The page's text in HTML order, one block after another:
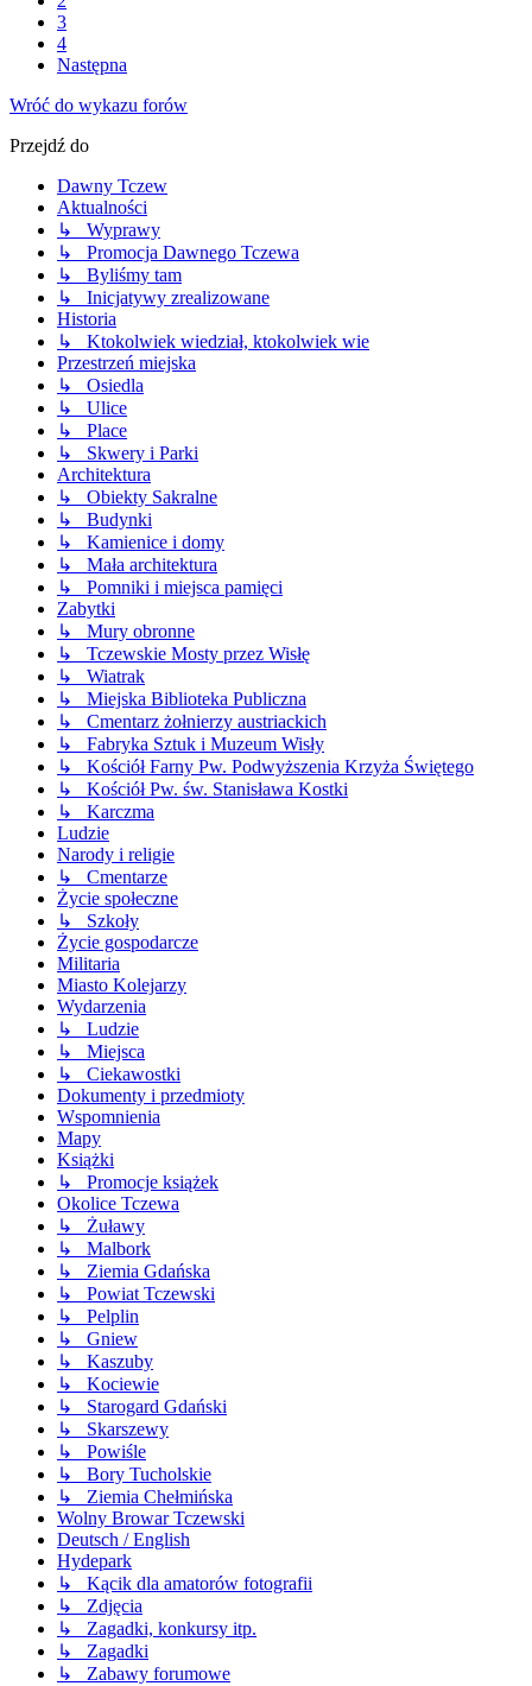
3
4
Następna
Wróć do wykazu forów
Przejdź do
Dawny Tczew
Aktualności
↳ Wyprawy
↳ Promocja Dawnego Tczewa
↳ Byliśmy tam
↳ Inicjatywy zrealizowane
Historia
↳ Ktokolwiek wiedział, ktokolwiek wie
Przestrzeń miejska
↳ Osiedla
↳ Ulice
↳ Place
↳ Skwery i Parki
Architektura
↳ Obiekty Sakralne
↳ Budynki
↳ Kamienice i domy
↳ Mała architektura
↳ Pomniki i miejsca pamięci
Zabytki
↳ Mury obronne
↳ Tczewskie Mosty przez Wisłę
↳ Wiatrak
↳ Miejska Biblioteka Publiczna
↳ Cmentarz żołnierzy austriackich
↳ Fabryka Sztuk i Muzeum Wisły
↳ Kościół Farny Pw. Podwyższenia Krzyża Świętego
↳ Kościół Pw. św. Stanisława Kostki
↳ Karczma
Ludzie
Narody i religie
↳ Cmentarze
Życie społeczne
↳ Szkoły
Życie gospodarcze
Militaria
Miasto Kolejarzy
Wydarzenia
↳ Ludzie
↳ Miejsca
↳ Ciekawostki
Dokumenty i przedmioty
Wspomnienia
Mapy
Książki
↳ Promocje książek
Okolice Tczewa
↳ Żuławy
↳ Malbork
↳ Ziemia Gdańska
↳ Powiat Tczewski
↳ Pelplin
↳ Gniew
↳ Kaszuby
↳ Kociewie
↳ Starogard Gdański
↳ Skarszewy
↳ Powiśle
↳ Bory Tucholskie
↳ Ziemia Chełmińska
Wolny Browar Tczewski
Deutsch / English
Hydepark
↳ Kącik dla amatorów fotografii
↳ Zdjęcia
↳ Zagadki, konkursy itp.
↳ Zagadki
↳ Zabawy forumowe